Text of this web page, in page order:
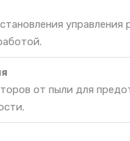
от пыли для